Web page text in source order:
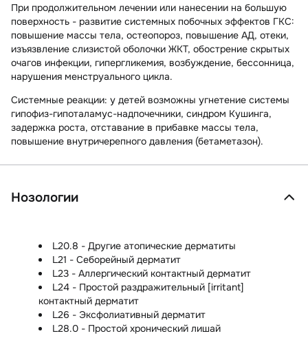
При продолжительном лечении или нанесении на большую
поверхность - развитие системных побочных эффектов ГКС:
повышение массы тела, остеопороз, повышение АД, отеки,
изъязвление слизистой оболочки ЖКТ, обострение скрытых
очагов инфекции, гипергликемия, возбуждение, бессонница,
нарушения менструального цикла.
Системные реакции: у детей возможны угнетение системы
гипофиз-гипоталамус-надпочечники, синдром Кушинга,
задержка роста, отставание в прибавке массы тела,
повышение внутричерепного давления (бетаметазон).
Нозологии
L20.8 - Другие атопические дерматиты
L21 - Себорейный дерматит
L23 - Аллергический контактный дерматит
L24 - Простой раздражительный [irritant]
контактный дерматит
L26 - Эксфолиативный дерматит
L28.0 - Простой хронический лишай